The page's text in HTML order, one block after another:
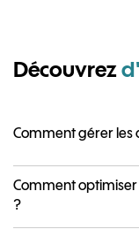
Découvrez
Comment gérer les
Comment
?